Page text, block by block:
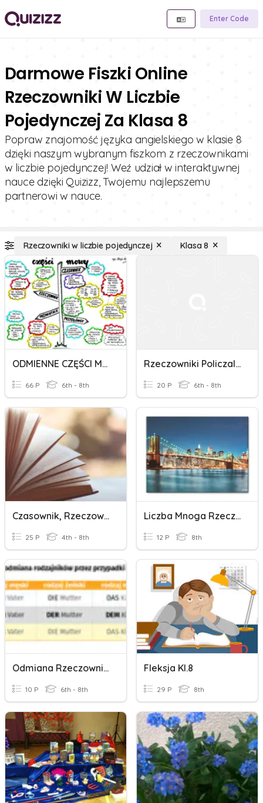
Enter Code
Darmowe Fiszki Online
Rzeczowniki W Liczbie
Pojedynczej Za Klasa 8
Popraw znajomość języka angielskiego w klasie 8
dzięki naszym wybranym fiszkom z rzeczownikami
w liczbie pojedynczej! Weź udział w interaktywnej
nauce dzięki Quizizz, Twojemu najlepszemu
partnerowi w nauce.
Rzeczowniki w liczbie pojedynczej Klasa 8
ODMIENNE CZĘŚCI MOWY
66 P 6th - 8th
Rzeczowniki Policzalne I Niepoliczalne
20 P 6th - 8th
Czasownik, Rzeczownik, Przymiotnik
25 P 4th - 8th
Liczba Mnoga Rzeczowników
12 P 8th
Odmiana Rzeczowników W Celowniku
10 P 6th - 8th
Fleksja Kl.8
29 P 8th